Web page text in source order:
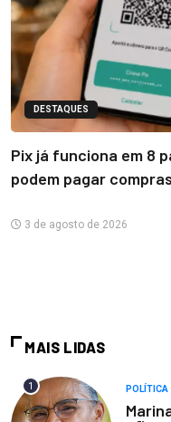
DESTAQUES
Pix já funciona em 8
podem pagar
3 de agosto de 2026
MAIS LIDAS
1 POLÍTICA